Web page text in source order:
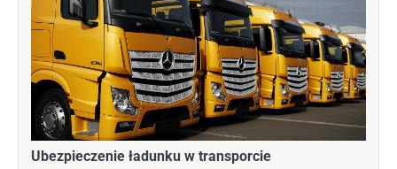
Ubezpieczenie ładunku w transporcie